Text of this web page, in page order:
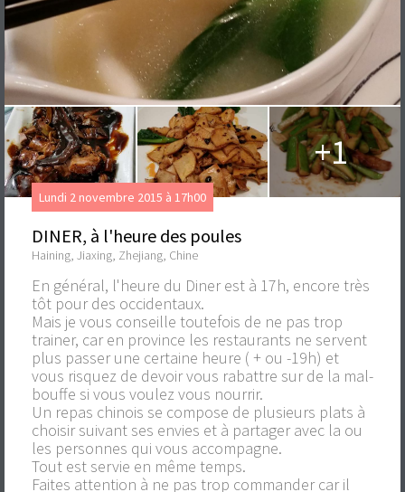
+1
Lundi 2 novembre 2015 à 17h00
DINER, à l'heure des poules
Haining, Jiaxing, Zhejiang, Chine
En général, l'heure du Diner est à 17h, encore très
tôt pour des occidentaux.
Mais je vous conseille toutefois de ne pas trop
trainer, car en province les restaurants ne servent
plus passer une certaine heure ( + ou -19h) et
vous risquez de devoir vous rabattre sur de la mal-
bouffe si vous voulez vous nourrir.
Un repas chinois se compose de plusieurs plats à
choisir suivant ses envies et à partager avec la ou
les personnes qui vous accompagne.
Tout est servie en même temps.
Faites attention à ne pas trop commander car il